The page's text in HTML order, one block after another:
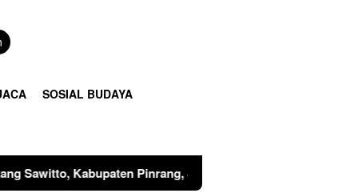
SOSIAL BUDAYA
dengan khidmat.